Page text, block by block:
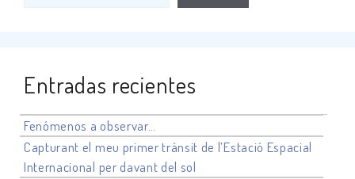
Entradas recientes
Fenómenos a observar…
Capturant el meu primer trànsit de l’Estació Espacial
Internacional per davant del sol